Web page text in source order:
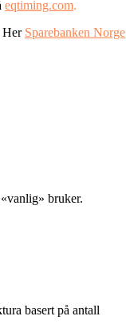
eqtiming.com.
Her Sparebanken Norge
bruker.
basert på antall